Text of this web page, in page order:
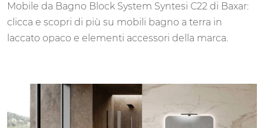
Mobile da Bagno Block System Syntesi C22 di Baxar:
clicca e scopri di più su mobili bagno a terra in
laccato opaco e elementi accessori della marca.